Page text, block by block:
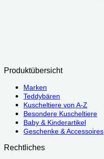
Produktübersicht
Marken
Teddybären
Kuscheltiere von A-Z
Besondere Kuscheltiere
Baby & Kinderartikel
Geschenke & Accessoires
Rechtliches